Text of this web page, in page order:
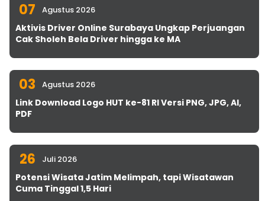
07 Agustus 2026
Aktivis Driver Online Surabaya Ungkap Perjuangan
Cak Sholeh Bela Driver hingga ke MA
03 Agustus 2026
Link Download Logo HUT ke-81 RI Versi PNG, JPG, AI,
PDF
26 Juli 2026
Potensi Wisata Jatim Melimpah, tapi Wisatawan
Cuma Tinggal 1,5 Hari